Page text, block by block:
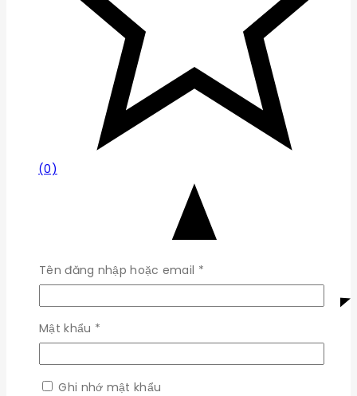
(0)
Tên đăng nhập hoặc email *Bắt
buộc
Mật khẩu *
buộc
Ghi nhớ mật khẩu